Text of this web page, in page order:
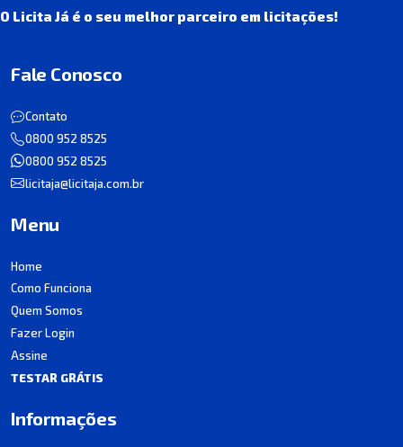
O Licita Já é o seu melhor parceiro em licitações!
Fale Conosco
Contato
0800 952 8525
0800 952 8525
licitaja@licitaja.com.br
Menu
Home
Como Funciona
Quem Somos
Fazer Login
Assine
TESTAR GRÁTIS
Informações